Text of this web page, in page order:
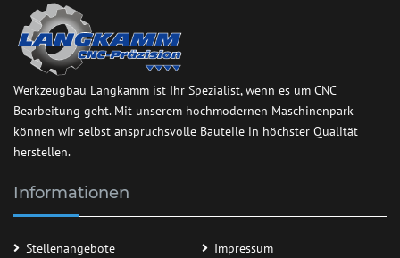
Werkzeugbau Langkamm ist Ihr Spezialist, wenn es um CNC
Bearbeitung geht. Mit unserem hochmodernen Maschinenpark
können wir selbst anspruchsvolle Bauteile in höchster Qualität
herstellen.
Informationen
Stellenangebote Impressum